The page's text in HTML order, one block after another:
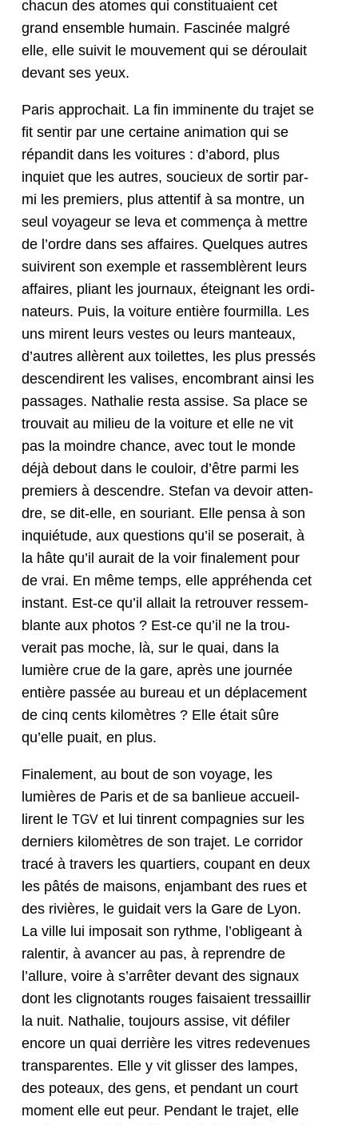
cha­cun des atom­es qui con­sti­tu­aient cet
grand ensem­ble humain. Fascinée mal­gré
elle, elle suiv­it le mou­ve­ment qui se déroulait
devant ses yeux.
Paris approchait. La fin immi­nente du tra­jet se
fit sen­tir par une cer­taine ani­ma­tion qui se
répan­dit dans les voitures : d’abord, plus
inqui­et que les autres, soucieux de sor­tir par­
mi les pre­miers, plus atten­tif à sa mon­tre, un
seul voyageur se leva et com­mença à met­tre
de l’ordre dans ses affaires. Quelques autres
suivirent son exem­ple et rassem­blèrent leurs
affaires, pli­ant les jour­naux, éteignant les ordi­
na­teurs. Puis, la voiture entière four­mil­la. Les
uns mirent leurs vestes ou leurs man­teaux,
d’autres allèrent aux toi­lettes, les plus pressés
descendirent les valis­es, encom­brant ain­si les
pas­sages. Nathalie res­ta assise. Sa place se
trou­vait au milieu de la voiture et elle ne vit
pas la moin­dre chance, avec tout le monde
déjà debout dans le couloir, d’être par­mi les
pre­miers à descen­dre. Ste­fan va devoir atten­
dre, se dit-elle, en souri­ant. Elle pen­sa à son
inquié­tude, aux ques­tions qu’il se poserait, à
la hâte qu’il aurait de la voir finale­ment pour
de vrai. En même temps, elle appréhen­da cet
instant. Est-ce qu’il allait la retrou­ver ressem­
blante aux pho­tos ? Est-ce qu’il ne la trou­
verait pas moche, là, sur le quai, dans la
lumière crue de la gare, après une journée
entière passée au bureau et un déplace­ment
de cinq cents kilo­mètres ? Elle était sûre
qu’elle puait, en plus.
Finale­ment, au bout de son voy­age, les
lumières de Paris et de sa ban­lieue accueil­
lirent leTGV et lui tin­rent com­pag­nies sur les
derniers kilo­mètres de son tra­jet. Le cor­ri­dor
tracé à tra­vers les quartiers, coupant en deux
les pâtés de maisons, enjam­bant des rues et
des riv­ières, le guidait vers la Gare de Lyon.
La ville lui impo­sait son rythme, l’obligeant à
ralen­tir, à avancer au pas, à repren­dre de
l’allure, voire à s’arrêter devant des sig­naux
dont les clig­no­tants rouges fai­saient tres­sail­lir
la nuit. Nathalie, tou­jours assise, vit défil­er
encore un quai der­rière les vit­res rede­v­enues
trans­par­entes. Elle y vit gliss­er des lam­pes,
des poteaux, des gens, et pen­dant un court
moment elle eut peur. Pen­dant le tra­jet, elle